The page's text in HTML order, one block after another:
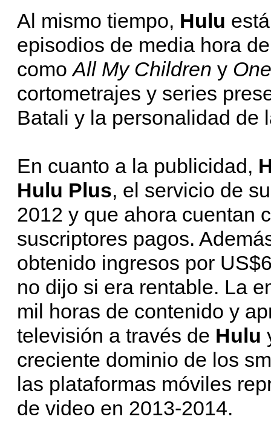
Al mismo tiempo, Hulu
episodios de media hora
comoAll My Children y
cortometrajes y series
Batali y la personalidad de
En cuanto a la publicidad,
Hulu Plus, el servicio de
2012 y que ahora cuentan
suscriptores pagos.
obtenido ingresos por
no dijo si era rentable. La
mil horas de contenido y
televisión a través de Hulu
creciente dominio de los
las plataformas móviles
de video en 2013-2014.